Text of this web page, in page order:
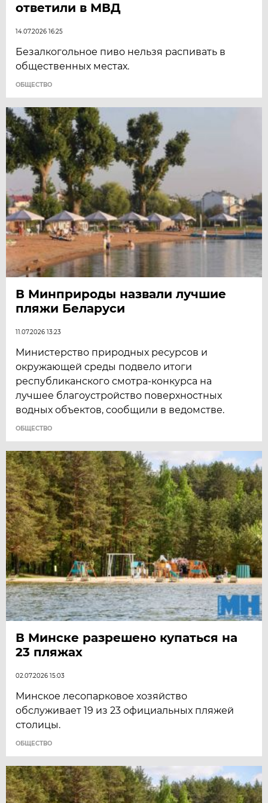
ответили в МВД
14.07.2026 16:25
Безалкогольное пиво нельзя распивать в
общественных местах.
ОБЩЕСТВО
В Минприроды назвали лучшие
пляжи Беларуси
11.07.2026 13:23
Министерство природных ресурсов и
окружающей среды подвело итоги
республиканского смотра-конкурса на
лучшее благоустройство поверхностных
водных объектов, сообщили в ведомстве.
ОБЩЕСТВО
В Минске разрешено купаться на
23 пляжах
02.07.2026 15:03
Минское лесопарковое хозяйство
обслуживает 19 из 23 официальных пляжей
столицы.
ОБЩЕСТВО